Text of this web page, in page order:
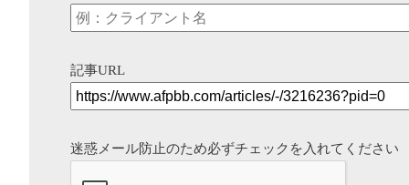
記事URL
迷惑メール防止のため必ずチェックを入れてください